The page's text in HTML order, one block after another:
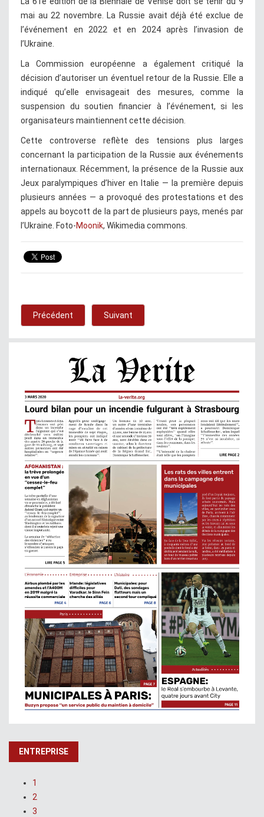
mai au 22 novembre. La Russie avait déjà été exclue de
l’événement en 2022 et en 2024 après l’invasion de
l’Ukraine.
La Commission européenne a également critiqué la
décision d’autoriser un éventuel retour de la Russie. Elle a
indiqué qu’elle envisageait des mesures, comme la
suspension du soutien financier à l’événement, si les
organisateurs maintiennent cette décision.
Cette controverse reflète des tensions plus larges
concernant la participation de la Russie aux événements
internationaux. Récemment, la présence de la Russie aux
Jeux paralympiques d’hiver en Italie — la première depuis
plusieurs années — a provoqué des protestations et des
appels au boycott de la part de plusieurs pays, menés par
l’Ukraine. Foto-Moonik, Wikimedia commons.
Précédent Suivant
ENTREPRISE
1
2
3